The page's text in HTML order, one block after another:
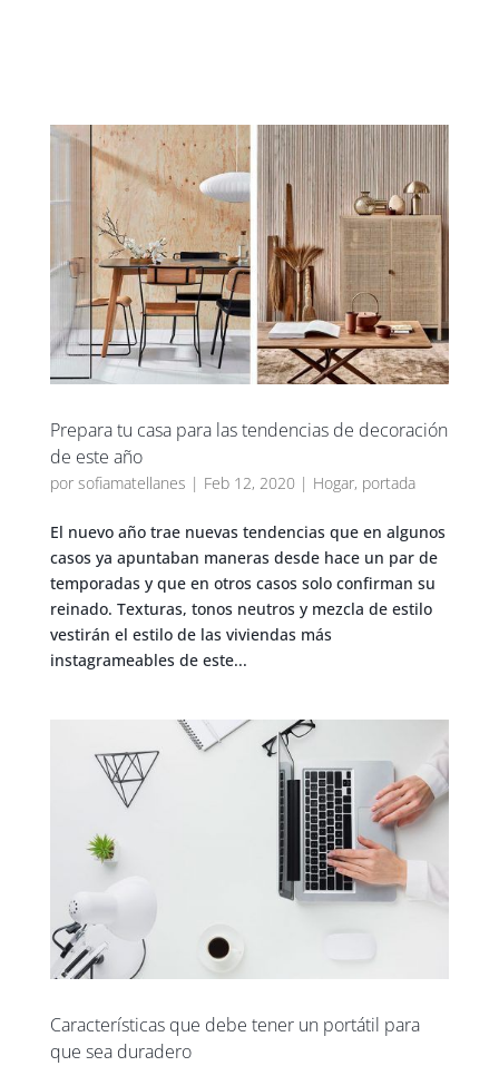
Prepara tu casa para las tendencias de decoración
de este año
por sofiamatellanes | Feb 12, 2020 | Hogar, portada
El nuevo año trae nuevas tendencias que en algunos
casos ya apuntaban maneras desde hace un par de
temporadas y que en otros casos solo confirman su
reinado. Texturas, tonos neutros y mezcla de estilo
vestirán el estilo de las viviendas más
instagrameables de este...
Características que debe tener un portátil para
que sea duradero